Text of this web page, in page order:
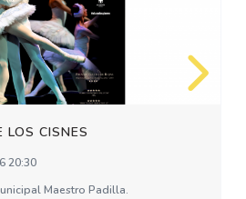
LOS CISNES
20:30
Maestro Padilla.